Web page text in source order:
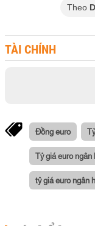
Theo
TÀI CHÍNH
Đồng euro
Tỷ giá euro ngân
tỷ giá euro ngân